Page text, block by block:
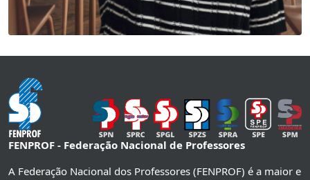
FENPROF - Federação Nacional de Professores
A Federação Nacional dos Professores (FENPROF) é a maior e